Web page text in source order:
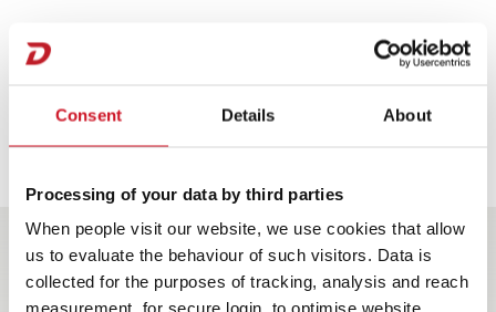
Consent Details About
Processing of your data by third parties
When people visit our website, we use cookies that allow
us to evaluate the behaviour of such visitors. Data is
collected for the purposes of tracking, analysis and reach
measurement, for secure login, to optimise website
2
3